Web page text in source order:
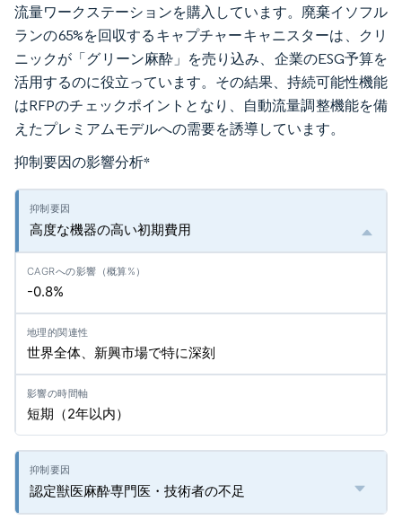
流量ワークステーションを購入しています。廃棄イソフル
ランの65%を回収するキャプチャーキャニスターは、クリ
ニックが「グリーン麻酔」を売り込み、企業のESG予算を
活用するのに役立っています。その結果、持続可能性機能
はRFPのチェックポイントとなり、自動流量調整機能を備
えたプレミアムモデルへの需要を誘導しています。
抑制要因の影響分析*
高度な機器の高い初期費用
-0.8%
世界全体、新興市場で特に深刻
短期（2年以内）
認定獣医麻酔専門医・技術者の不足